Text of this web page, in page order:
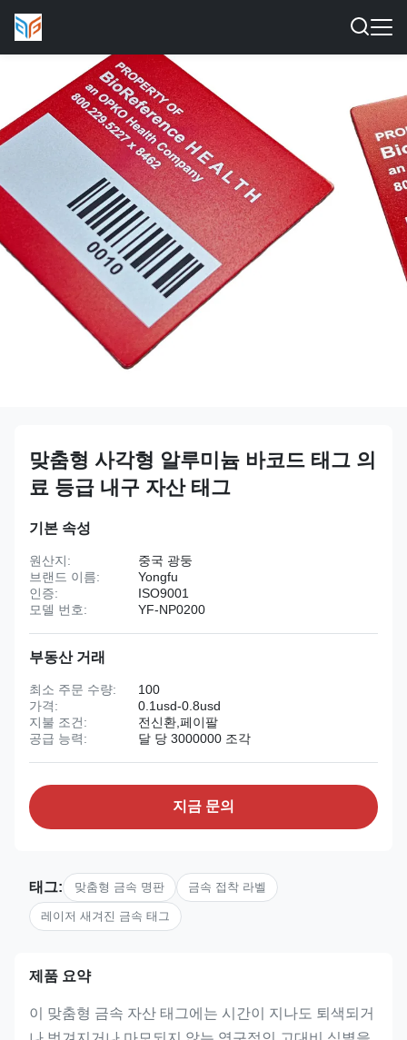
맞춤형 사각형 알루미늄 바코드 태그 의
료 등급 내구 자산 태그
기본 속성
원산지:
중국 광둥
브랜드 이름:
Yongfu
인증:
ISO9001
모델 번호:
YF-NP0200
부동산 거래
최소 주문 수량:
100
가격:
0.1usd-0.8usd
지불 조건:
전신환,페이팔
공급 능력:
달 당 3000000 조각
지금 문의
태그: 맞춤형 금속 명판 금속 접착 라벨
레이저 새겨진 금속 태그
제품 요약
이 맞춤형 금속 자산 태그에는 시간이 지나도 퇴색되거